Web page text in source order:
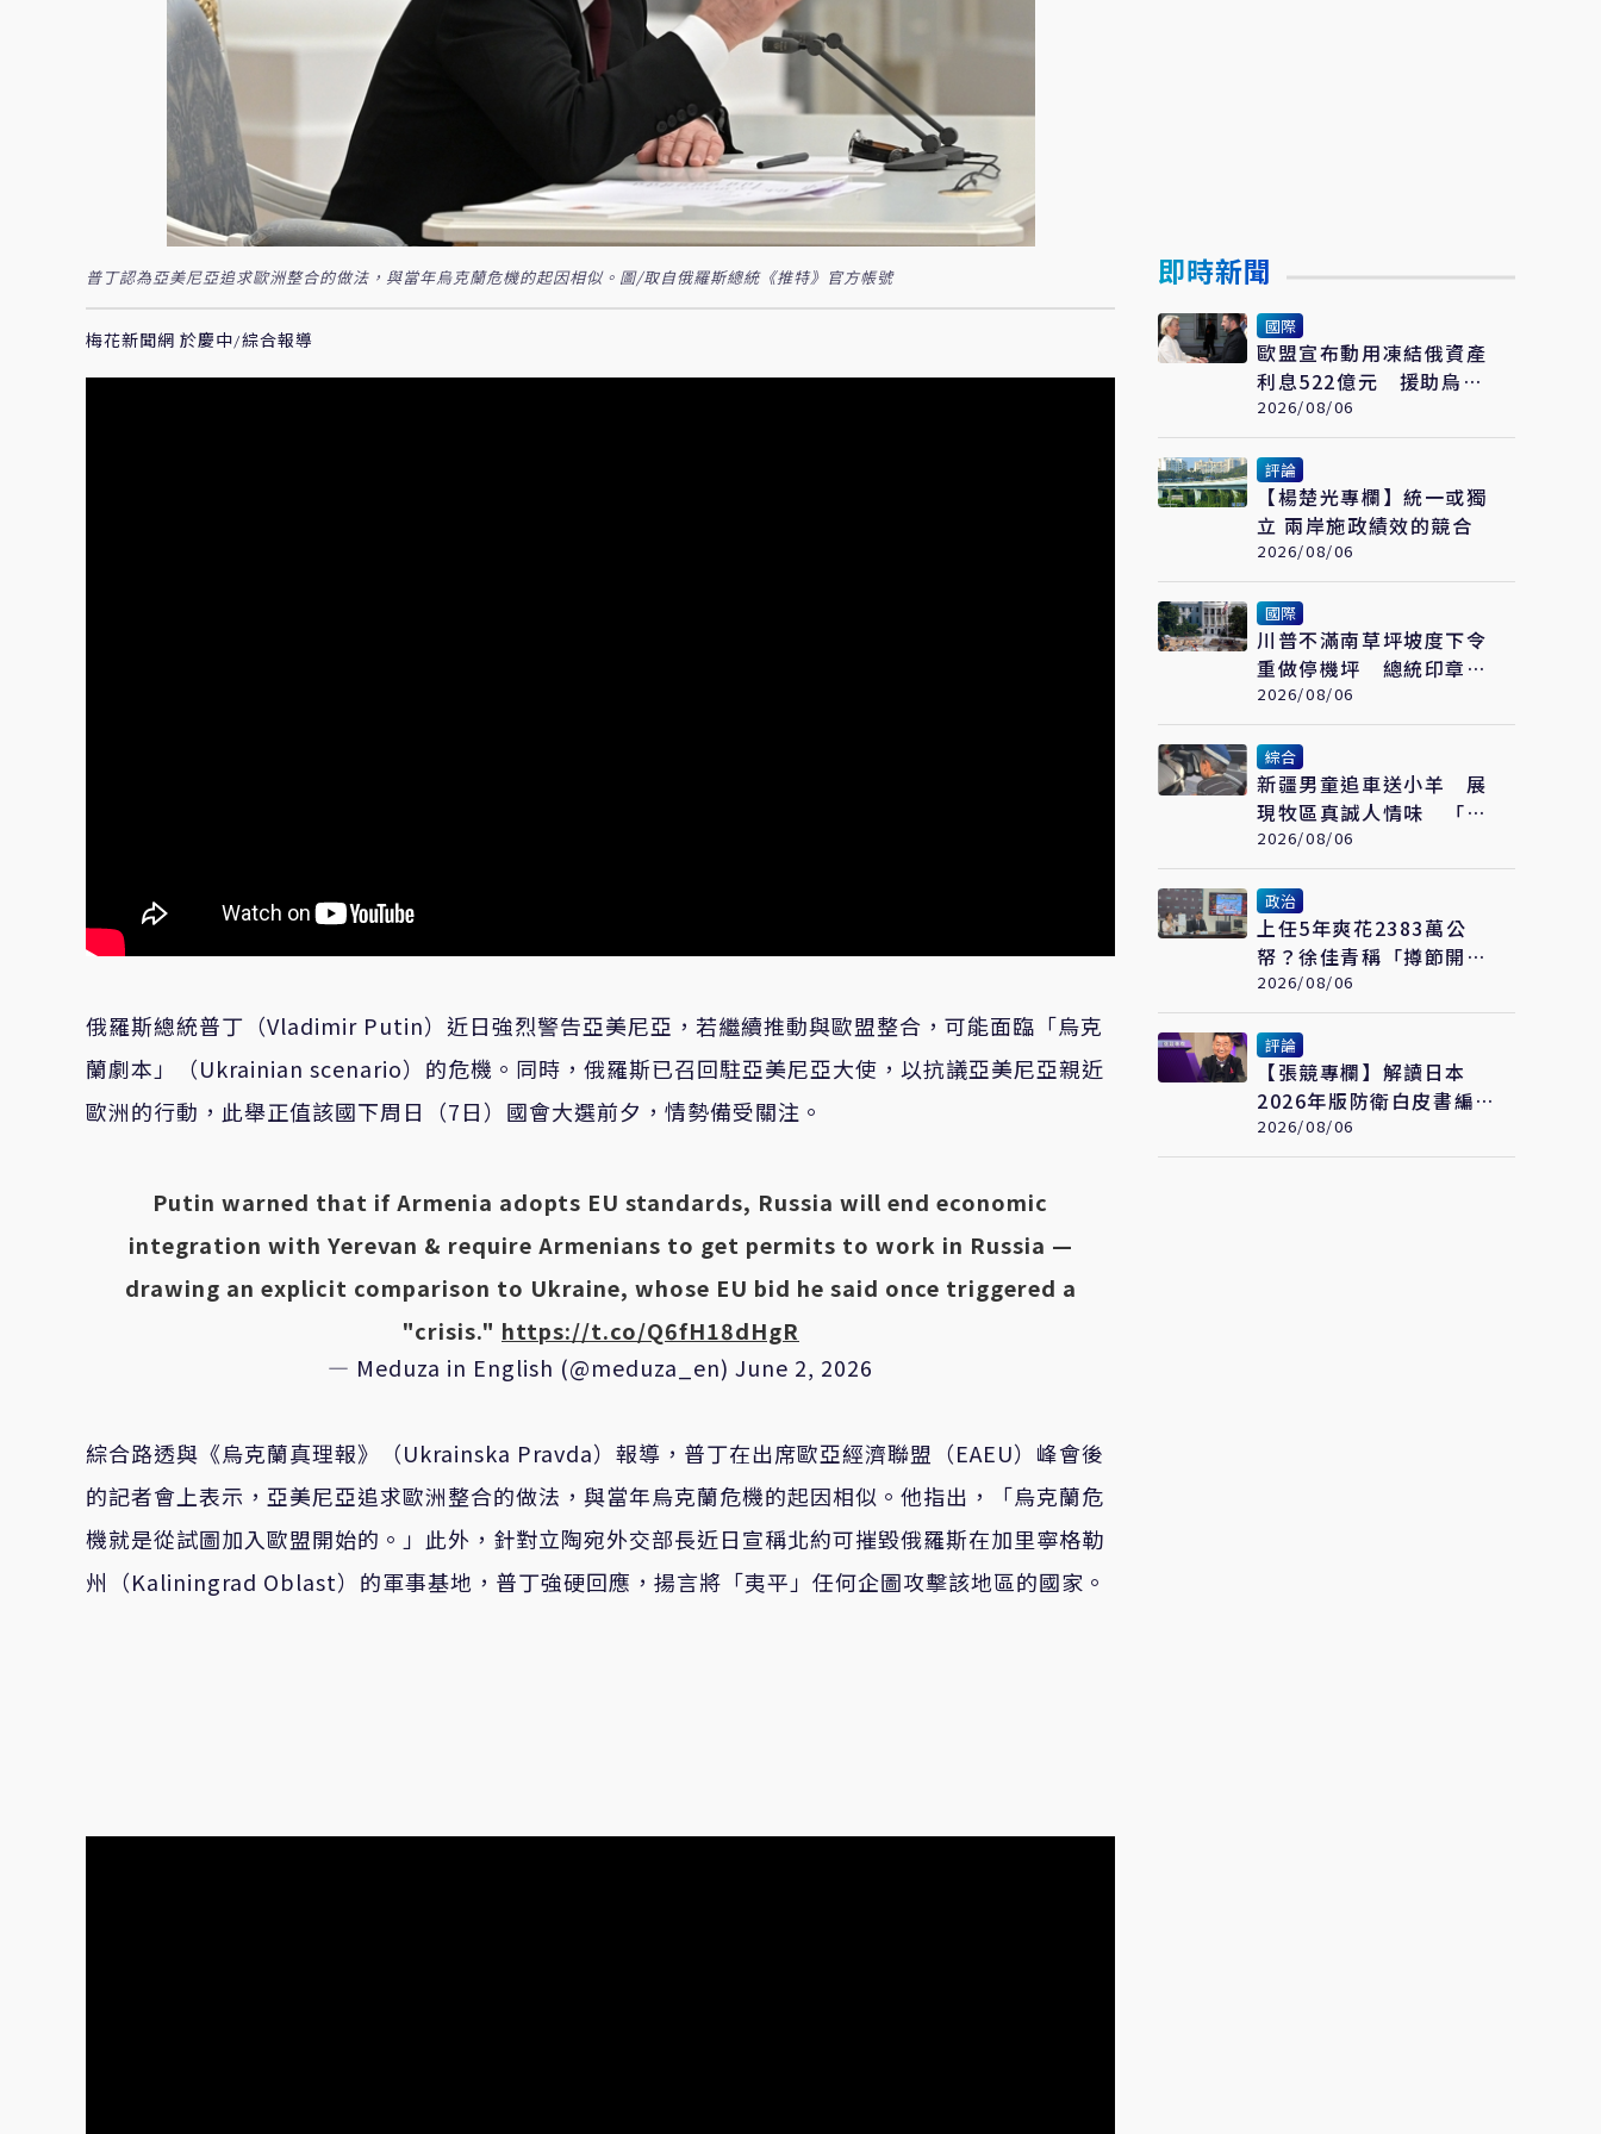
普丁認為亞美尼亞追求歐洲整合的做法，與當年烏克蘭危機的起因相似。圖/取自俄羅斯總統《推特》官方帳號
梅花新聞網 於慶中/綜合報導
俄羅斯總統普丁（Vladimir Putin）近日強烈警告亞美尼亞，若繼續推動與歐盟整合，可能面臨「烏克
蘭劇本」（Ukrainian scenario）的危機。同時，俄羅斯已召回駐亞美尼亞大使，以抗議亞美尼亞親近
歐洲的行動，此舉正值該國下周日（7日）國會大選前夕，情勢備受關注。
Putin warned that if Armenia adopts EU standards, Russia will end economic
integration with Yerevan & require Armenians to get permits to work in Russia —
drawing an explicit comparison to Ukraine, whose EU bid he said once triggered a
"crisis." https://t.co/Q6fH18dHgR
— Meduza in English (@meduza_en) June 2, 2026
綜合路透與《烏克蘭真理報》（Ukrainska Pravda）報導，普丁在出席歐亞經濟聯盟（EAEU）峰會後
的記者會上表示，亞美尼亞追求歐洲整合的做法，與當年烏克蘭危機的起因相似。他指出，「烏克蘭危
機就是從試圖加入歐盟開始的。」此外，針對立陶宛外交部長近日宣稱北約可摧毀俄羅斯在加里寧格勒
州（Kaliningrad Oblast）的軍事基地，普丁強硬回應，揚言將「夷平」任何企圖攻擊該地區的國家。
即時新聞
國際
歐盟宣布動用凍結俄資產
利息522億元 援助烏克
蘭抗戰
2026/08/06
評論
【楊楚光專欄】統一或獨
立 兩岸施政績效的競合
2026/08/06
國際
川普不滿南草坪坡度下令
重做停機坪 總統印章一
夜被拆光
2026/08/06
綜合
新疆男童追車送小羊 展
現牧區真誠人情味 「富
貴羊」也成遊客最愛伴手
禮
2026/08/06
政治
上任5年爽花2383萬公
帑？徐佳青稱「撙節開
支」 網質疑：卻搭商務
艙？
2026/08/06
評論
【張競專欄】解讀日本
2026年版防衛白皮書編制
變化
2026/08/06